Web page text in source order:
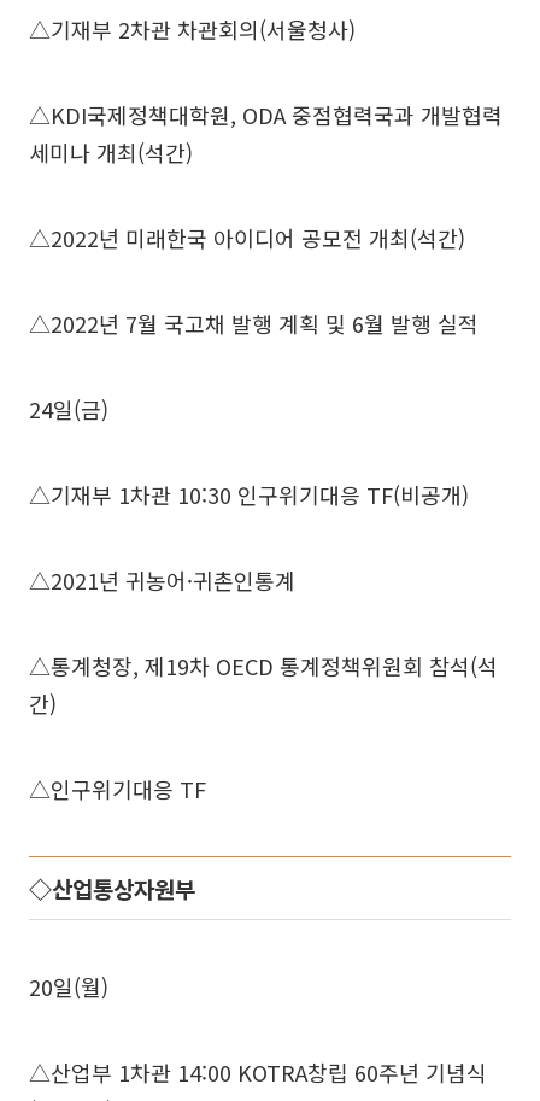
△기재부 2차관 차관회의(서울청사)
△KDI국제정책대학원, ODA 중점협력국과 개발협력
세미나 개최(석간)
△2022년 미래한국 아이디어 공모전 개최(석간)
△2022년 7월 국고채 발행 계획 및 6월 발행 실적
24일(금)
△기재부 1차관 10:30 인구위기대응 TF(비공개)
△2021년 귀농어·귀촌인통계
△통계청장, 제19차 OECD 통계정책위원회 참석(석
간)
△인구위기대응 TF
◇산업통상자원부
20일(월)
△산업부 1차관 14:00 KOTRA창립 60주년 기념식